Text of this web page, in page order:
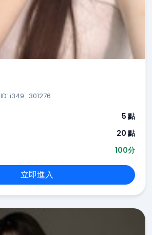
ID: i349_301276
5 點
20 點
100分
立即進入